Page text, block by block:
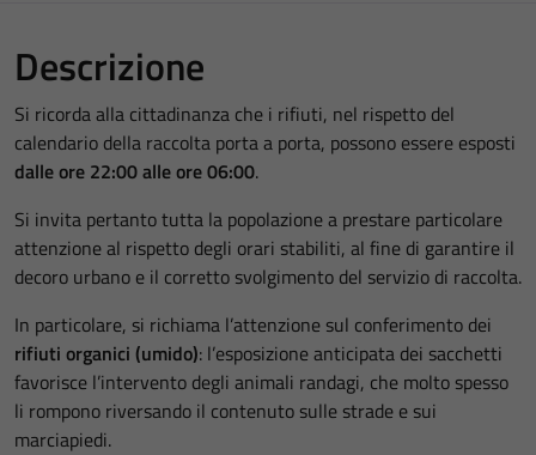
Descrizione
Si ricorda alla cittadinanza che i rifiuti, nel rispetto del
calendario della raccolta porta a porta, possono essere esposti
dalle ore 22:00 alle ore 06:00.
Si invita pertanto tutta la popolazione a prestare particolare
attenzione al rispetto degli orari stabiliti, al fine di garantire il
decoro urbano e il corretto svolgimento del servizio di raccolta.
In particolare, si richiama l’attenzione sul conferimento dei
rifiuti organici (umido): l’esposizione anticipata dei sacchetti
favorisce l’intervento degli animali randagi, che molto spesso
li rompono riversando il contenuto sulle strade e sui
marciapiedi.